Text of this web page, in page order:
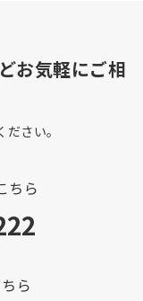
お気軽にご相
さい。
ちら
ら